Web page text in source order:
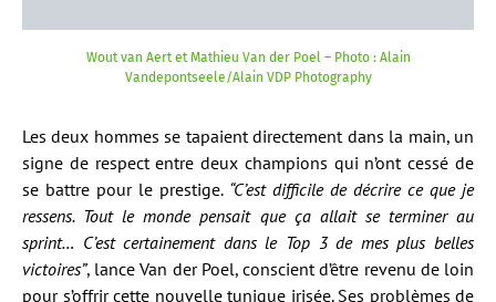
Wout van Aert et Mathieu Van der Poel – Photo : Alain
Vandepontseele/Alain VDP Photography
Les deux hommes se tapaient directement dans la main, un
signe de respect entre deux champions qui n’ont cessé de
se battre pour le prestige. “C’est difficile de décrire ce que je
ressens. Tout le monde pensait que ça allait se terminer au
sprint… C’est certainement dans le Top 3 de mes plus belles
victoires”, lance Van der Poel, conscient d’être revenu de loin
pour s’offrir cette nouvelle tunique irisée. Ses problèmes de